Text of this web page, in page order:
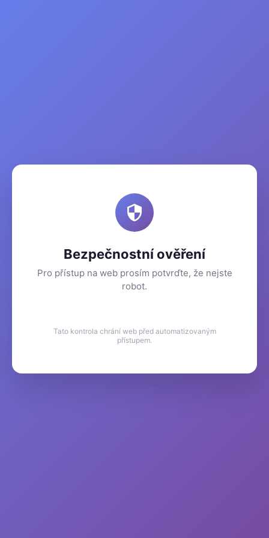
Bezpečnostní ověření
Pro přístup na web prosím potvrďte, že nejste
robot.
Tato kontrola chrání web před automatizovaným
přístupem.